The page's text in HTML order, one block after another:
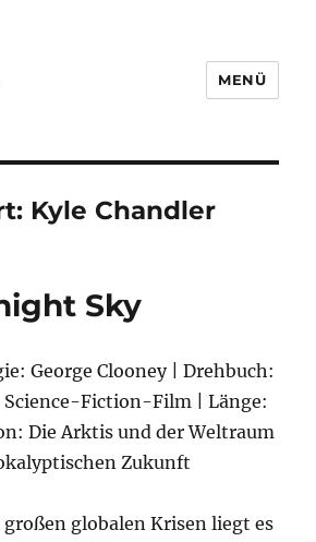
MENÜ
Kyle Chandler
Sky
George Clooney | Drehbuch:
Fiction-Film | Länge:
Die Arktis und der Weltraum
Zukunft
globalen Krisen liegt es